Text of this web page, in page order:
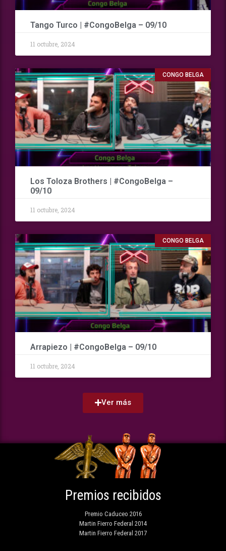
Tango Turco | #CongoBelga – 09/10
11 octubre, 2024
CONGO BELGA
Los Toloza Brothers | #CongoBelga –
09/10
11 octubre, 2024
CONGO BELGA
Arrapiezo | #CongoBelga – 09/10
11 octubre, 2024
Ver más
Premios recibidos
Premio Caduceo 2016
Martin Fierro Federal 2014
Martin Fierro Federal 2017